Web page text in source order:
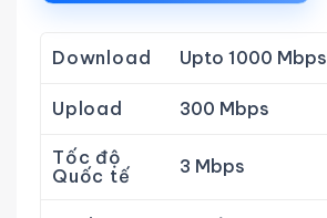
Download Upto 1000 Mbps
Upload 300 Mbps
Tốc độ
Quốc tế
3 Mbps